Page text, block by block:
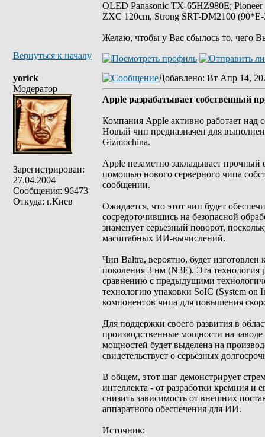
OLED Panasonic TX-65HZ980E;
ZXC 120cm, Strong SRT-DM2100
Желаю, чтобы у Вас сбылось то, чего
Вернуться к началу
yorick
Модератор
Зарегистрирован:
27.04.2004
Сообщения: 96473
Откуда: г.Киев
Добавлено: Вт Апр 14,
Apple разрабатывает собственный
Компания Apple активно работает над
Новый чип предназначен для
Gizmochina.
Apple незаметно закладывает прочный
помощью нового серверного чипа
сообщении.
Ожидается, что этот чип будет
сосредоточившись на безопасной
знаменует серьезный поворот,
масштабных ИИ-вычислений.
Чип Baltra, вероятно, будет
поколения 3 нм (N3E). Эта технология
сравнению с предыдущими
технологию упаковки SoIC (System on
компонентов чипа для повышения
Для поддержки своего развития в
производственные мощности на
мощностей будет выделена на
свидетельствует о серьезных
В общем, этот шаг демонстрирует
интеллекта - от разработки кремния и
снизить зависимость от внешних
аппаратного обеспечения для ИИ.
Источник: